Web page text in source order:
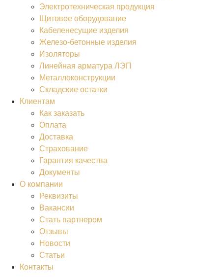
Электротехническая продукция
Щитовое оборудование
Кабеленесущие изделия
Железо-бетонные изделия
Изоляторы
Линейная арматура ЛЭП
Металлоконструкции
Складские остатки
Клиентам
Как заказать
Оплата
Доставка
Страхование
Гарантия качества
Документы
О компании
Реквизиты
Вакансии
Стать партнером
Отзывы
Новости
Статьи
Контакты